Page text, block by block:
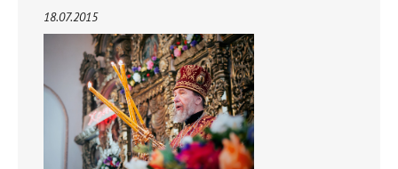
18.07.2015